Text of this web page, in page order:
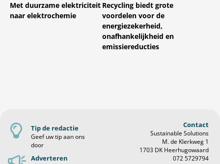
Met duurzame elektriciteit
naar elektrochemie
Recycling biedt grote
voordelen voor de
energiezekerheid,
onafhankelijkheid en
emissiereducties
Tip de redactie
Geef uw tip aan ons
door
Adverteren
Contact
Sustainable Solutions
M. de Klerkweg 1
1703 DK Heerhugowaard
072 5729794